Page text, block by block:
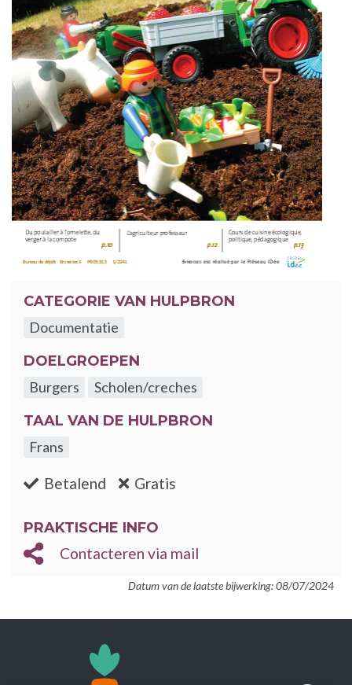
CATEGORIE VAN HULPBRON
Documentatie
DOELGROEPEN
Burgers
Scholen/creches
TAAL VAN DE HULPBRON
Frans
Betalend :nee Gratis
PRAKTISCHE INFO
Contacteren via mail
Datum van de laatste bijwerking: 08/07/2024